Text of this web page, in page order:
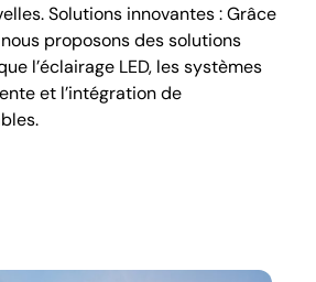
Solutions innovantes : Grâce
proposons des solutions
l’éclairage LED, les systèmes
et l’intégration de